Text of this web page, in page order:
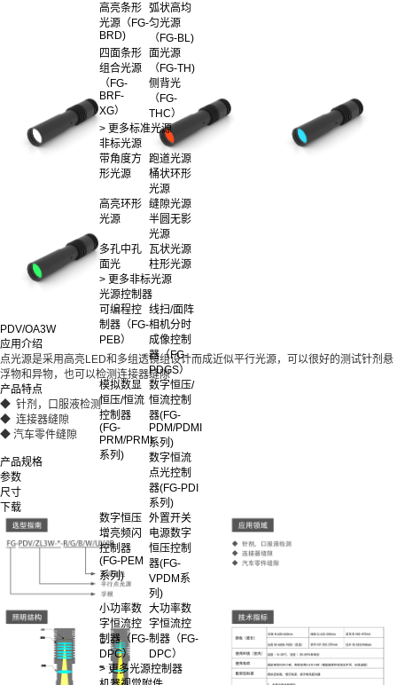
高亮条形
光源（FG-
BRD)
弧状高均
匀光源
（FG-BL)
四面条形
组合光源
（FG-
BRF-
XG）
面光源
（FG-TH)
侧背光
（FG-
THC）
> 更多标准光源
非标光源
带角度方
形光源
跑道光源
桶状环形
光源
高亮环形
光源
缝隙光源
半圆无影
光源
多孔中孔
面光
瓦状光源
柱形光源
> 更多非标光源
光源控制器
可编程控
制器（FG-
PEB）
线扫/面阵
相机分时
成像控制
器（FG-
PDGS）
模拟数显
恒压/恒流
控制器
(FG-
PRM/PRMI
系列)
数字恒压/
恒流控制
器(FG-
PDM/PDMI
系列)
数字恒流
点光控制
器(FG-PDI
系列)
数字恒压
增亮频闪
控制器
(FG-PEM
系列)
外置开关
电源数字
恒压控制
器(FG-
VPDM系
列)
小功率数
字恒流控
制器（FG-
DPC）
大功率数
字恒流控
制器（FG-
DPC）
> 更多光源控制器
PDV/OA3W
应用介绍
点光源是采用高亮LED和多组透镜组设计而成近似平行光源，可以很好的测试针剂悬
浮物和异物，也可以检测连接器缝隙
产品特点
◆ 针剂，口服液检测
◆ 连接器缝隙
◆ 汽车零件缝隙
产品规格
参数
尺寸
下载